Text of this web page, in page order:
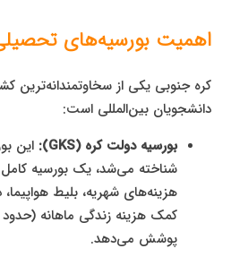
اهمیت بورسیه‌های
کره جنوبی یکی از سخاوتمندانه‌ترین
دانشجویان بین‌المللی است:
بورسیه دولت کره (GKS):
هزینه‌های شهریه، بلیط
پوشش می‌دهد.